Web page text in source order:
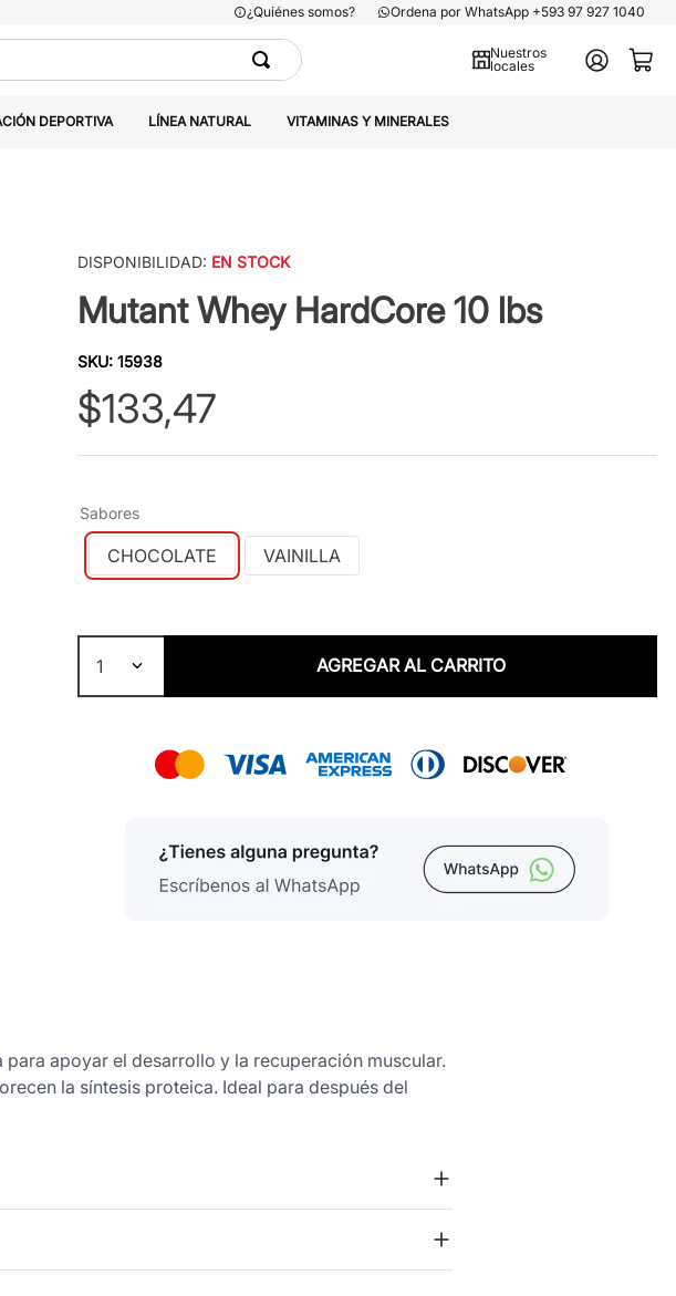
¿Quiénes somos? Ordena por WhatsApp +593 97 927 1040
Nuestros
locales
DEPORTIVA LÍNEA NATURAL VITAMINAS Y MINERALES
DISPONIBILIDAD: EN STOCK
Mutant Whey HardCore 10 lbs
SKU: 15938
$133,47
Sabores
CHOCOLATE VAINILLA
1 AGREGAR AL CARRITO
apoyar el desarrollo y la recuperación muscular.
la síntesis proteica. Ideal para después del